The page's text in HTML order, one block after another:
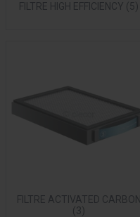
FILTRE HIGH EFFICIENCY (5)
FILTRE ACTIVATED CARBON
(3)